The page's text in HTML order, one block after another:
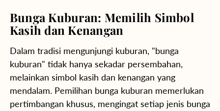
Bunga Kuburan: Memilih Simbol
Kasih dan Kenangan
Dalam tradisi mengunjungi kuburan, "bunga
kuburan" tidak hanya sekadar persembahan,
melainkan simbol kasih dan kenangan yang
mendalam. Pemilihan bunga kuburan memerlukan
pertimbangan khusus, mengingat setiap jenis bunga